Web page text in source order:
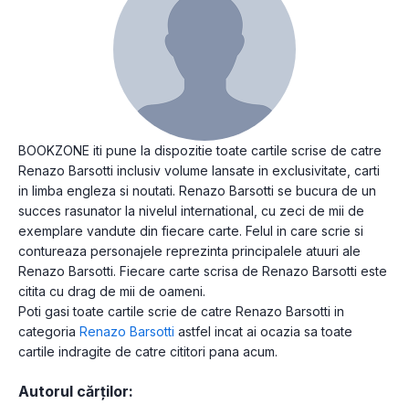
BOOKZONE iti pune la dispozitie toate cartile scrise de catre
Renazo Barsotti inclusiv volume lansate in exclusivitate, carti
in limba engleza si noutati. Renazo Barsotti se bucura de un
succes rasunator la nivelul international, cu zeci de mii de
exemplare vandute din fiecare carte. Felul in care scrie si
contureaza personajele reprezinta principalele atuuri ale
Renazo Barsotti. Fiecare carte scrisa de Renazo Barsotti este
citita cu drag de mii de oameni.
Poti gasi toate cartile scrie de catre Renazo Barsotti in
categoria Renazo Barsotti astfel incat ai ocazia sa toate
cartile indragite de catre cititori pana acum.
Autorul cărților: